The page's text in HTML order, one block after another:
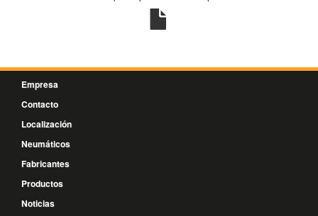
Empresa
Contacto
Localización
Neumáticos
Fabricantes
Productos
Noticias